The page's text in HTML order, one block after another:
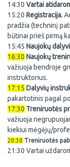
14:30 Vartai
15:20 Registracija.
pradžia (techninį
būtinai prieš pirmą
15:45 Naujokų d
16:30 Naujokų
važiuoja bendroje
instruktorius.
17:15 Dalyvių
pakartotinis pagal
17:30 Treniruotės
važiuoja
kiekiui mėgėjų/
20:30 Treniruotės
21:30 Vartai